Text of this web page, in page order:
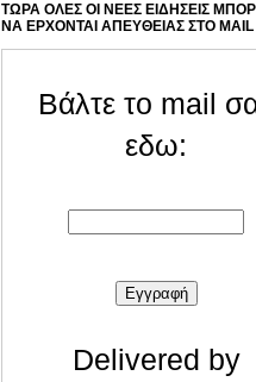
ΤΩΡΑ ΟΛΕΣ ΟΙ ΝΕΕΣ ΕΙΔΗΣΕΙΣ
ΝΑ ΕΡΧΟΝΤΑΙ ΑΠΕΥΘΕΙΑΣ ΣΤΟ
Βάλτε το mail
εδω:
Delivered by